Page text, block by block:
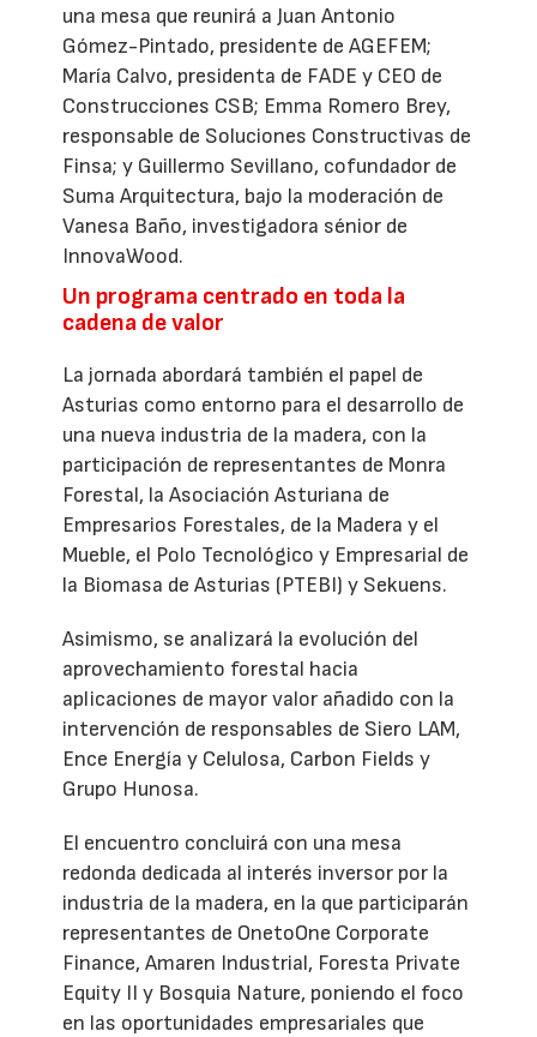
una mesa que reunirá a Juan Antonio
Gómez-Pintado, presidente de AGEFEM;
María Calvo, presidenta de FADE y CEO de
Construcciones CSB; Emma Romero Brey,
responsable de Soluciones Constructivas de
Finsa; y Guillermo Sevillano, cofundador de
Suma Arquitectura, bajo la moderación de
Vanesa Baño, investigadora sénior de
InnovaWood.
Un programa centrado en toda la
cadena de valor
La jornada abordará también el papel de
Asturias como entorno para el desarrollo de
una nueva industria de la madera, con la
participación de representantes de Monra
Forestal, la Asociación Asturiana de
Empresarios Forestales, de la Madera y el
Mueble, el Polo Tecnológico y Empresarial de
la Biomasa de Asturias (PTEBI) y Sekuens.
Asimismo, se analizará la evolución del
aprovechamiento forestal hacia
aplicaciones de mayor valor añadido con la
intervención de responsables de Siero LAM,
Ence Energía y Celulosa, Carbon Fields y
Grupo Hunosa.
El encuentro concluirá con una mesa
redonda dedicada al interés inversor por la
industria de la madera, en la que participarán
representantes de OnetoOne Corporate
Finance, Amaren Industrial, Foresta Private
Equity II y Bosquia Nature, poniendo el foco
en las oportunidades empresariales que